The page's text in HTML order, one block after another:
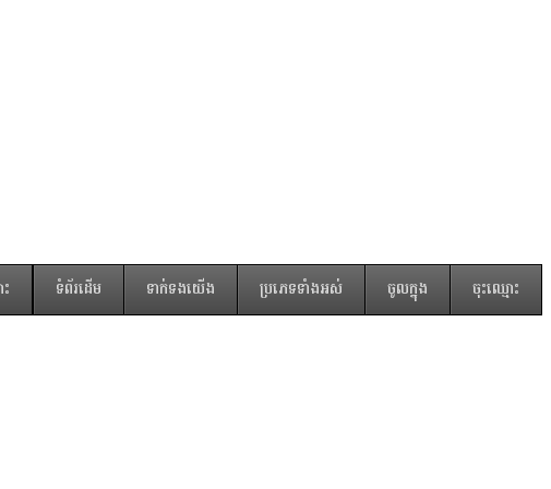
ទំព័រដើម ទាក់ទងយើង ប្រភេទទាំងអស់ ចូលក្នុង ចុះឈ្មោះ